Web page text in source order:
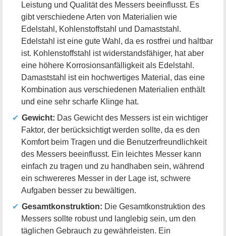
Leistung und Qualität des Messers beeinflusst. Es
gibt verschiedene Arten von Materialien wie
Edelstahl, Kohlenstoffstahl und Damaststahl.
Edelstahl ist eine gute Wahl, da es rostfrei und haltbar
ist. Kohlenstoffstahl ist widerstandsfähiger, hat aber
eine höhere Korrosionsanfälligkeit als Edelstahl.
Damaststahl ist ein hochwertiges Material, das eine
Kombination aus verschiedenen Materialien enthält
und eine sehr scharfe Klinge hat.
Gewicht: Das Gewicht des Messers ist ein wichtiger
Faktor, der berücksichtigt werden sollte, da es den
Komfort beim Tragen und die Benutzerfreundlichkeit
des Messers beeinflusst. Ein leichtes Messer kann
einfach zu tragen und zu handhaben sein, während
ein schwereres Messer in der Lage ist, schwere
Aufgaben besser zu bewältigen.
Gesamtkonstruktion: Die Gesamtkonstruktion des
Messers sollte robust und langlebig sein, um den
täglichen Gebrauch zu gewährleisten. Ein